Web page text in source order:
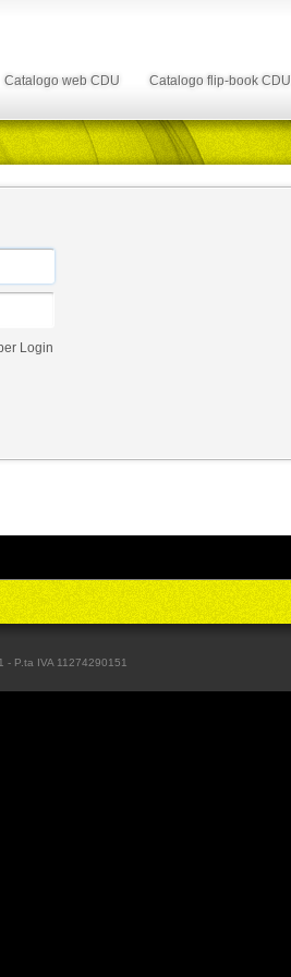
Catalogo web CDU Catalogo flip-book CDU
Login
- P.ta IVA 11274290151